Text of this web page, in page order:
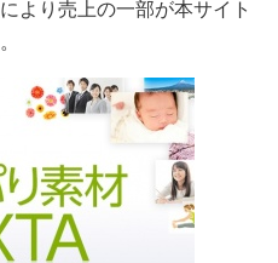
より売上の一部が本サイト